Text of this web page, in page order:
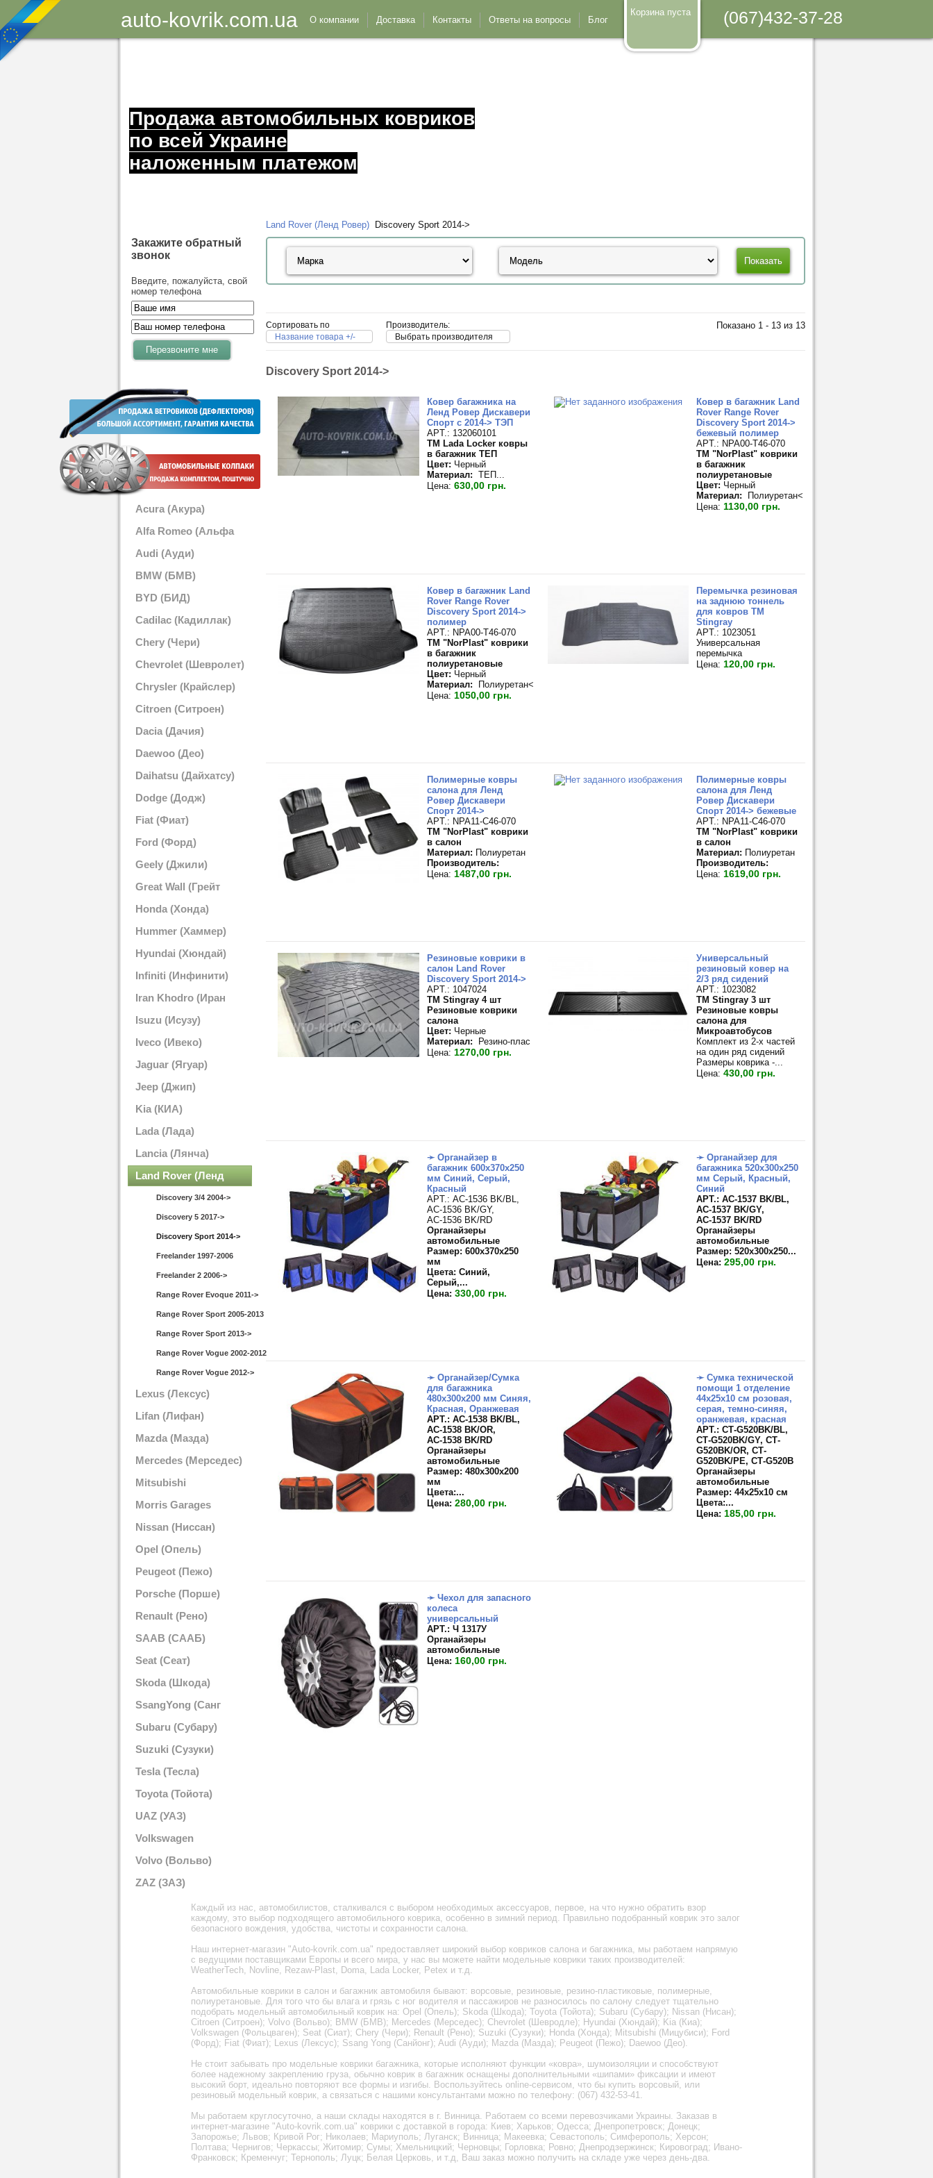
auto-kovrik.com.ua (067)432-37-28
Корзина пуста
О компании Доставка Контакты Ответы на вопросы Блог
Продажа автомобильных ковриков
по всей Украине
наложенным платежом
Закажите обратный
звонок
Введите, пожалуйста, свой
номер телефона
Acura (Акура)
Alfa Romeo (Альфа
Ромео)
Audi (Ауди)
BMW (БМВ)
BYD (БИД)
Cadilac (Кадиллак)
Chery (Чери)
Chevrolet (Шевролет)
Chrysler (Крайслер)
Citroen (Ситроен)
Dacia (Дачия)
Daewoo (Део)
Daihatsu (Дайхатсу)
Dodge (Додж)
Fiat (Фиат)
Ford (Форд)
Geely (Джили)
Great Wall (Грейт
Вол)
Honda (Хонда)
Hummer (Хаммер)
Hyundai (Хюндай)
Infiniti (Инфинити)
Iran Khodro (Иран
Кодро)
Isuzu (Исузу)
Iveco (Ивеко)
Jaguar (Ягуар)
Jeep (Джип)
Kia (КИА)
Lada (Лада)
Lancia (Лянча)
Land Rover (Ленд
Ровер)Discovery 3/4 2004->
Discovery 5 2017->
Discovery Sport 2014->
Freelander 1997-2006
Freelander 2 2006->
Range Rover Evoque 2011->
Range Rover Sport 2005-2013
Range Rover Sport 2013->
Range Rover Vogue 2002-2012
Range Rover Vogue 2012->
Lexus (Лексус)
Lifan (Лифан)
Mazda (Мазда)
Mercedes (Мерседес)
Mitsubishi
(Митсубиши)
Morris Garages
(Моррис Гараж)
Nissan (Ниссан)
Opel (Опель)
Peugeot (Пежо)
Porsche (Порше)
Renault (Рено)
SAAB (СААБ)
Seat (Сеат)
Skoda (Шкода)
SsangYong (Санг
Йонг)
Subaru (Субару)
Suzuki (Сузуки)
Tesla (Тесла)
Toyota (Тойота)
UAZ (УАЗ)
Volkswagen
(Фольксваген)
Volvo (Вольво)
ZAZ (ЗАЗ)
Land Rover (Ленд Ровер) Discovery Sport 2014->
Сортировать по
Название товара +/-
Производитель:
Выбрать производителя
Показано 1 - 13 из 13
Discovery Sport 2014->
Ковер багажника на
Ленд Ровер Дискавери
Спорт с 2014-> ТЭП
APT.: 132060101
TM Lada Locker ковры
в багажник ТЕП
Цвет: Черный
Материал: ТЕП...
Цена: 630,00 грн.
Ковер в багажник Land
Rover Range Rover
Discovery Sport 2014->
бежевый полимер
APT.: NPA00-T46-070
TM "NorPlast" коврики
в багажник
полиуретановые
Цвет: Черный
Материал:
Полиуретан<
Цена:1130,00 грн.
Ковер в багажник Land
Rover Range Rover
Discovery Sport 2014->
полимер
APT.: NPA00-T46-070
TM "NorPlast" коврики
в багажник
полиуретановые
Цвет: Черный
Материал:
Полиуретан<
Цена: 1050,00 грн.
Перемычка резиновая
на заднюю тоннель
для ковров TM
Stingray
APT.: 1023051
Универсальная
перемычка
Цена:120,00 грн.
Полимерные ковры
салона для Ленд
Ровер Дискавери
Спорт 2014->
APT.: NPA11-C46-070
TM "NorPlast" коврики
в салон
Материал: Полиуретан
Производитель:
Цена: 1487,00 грн.
Полимерные ковры
салона для Ленд
Ровер Дискавери
Спорт 2014-> бежевые
APT.: NPA11-C46-070
TM "NorPlast" коврики
в салон
Материал: Полиуретан
Производитель:
Цена:1619,00 грн.
Резиновые коврики в
салон Land Rover
Discovery Sport 2014->
APT.: 1047024
TM Stingray 4 шт
Резиновые коврики
салона
Цвет: Черные
Материал:
Резино-плас
Цена: 1270,00 грн.
Универсальный
резиновый ковер на
2/3 ряд сидений
APT.: 1023082
TM Stingray 3 шт
Резиновые ковры
салона для
Микроавтобусов
Комплект из 2-х частей
на один ряд сидений
Размеры коврика -...
Цена:430,00 грн.
➛ Органайзер в
багажник 600х370х250
мм Синий, Серый,
Красный
APT.: АС-1536 BK/BL,
АС-1536 BK/GY,
АС-1536 BK/RD
Органайзеры
автомобильные
Размер: 600х370х250
мм
Цвета: Синий,
Серый,...
Цена: 330,00 грн.
➛ Органайзер для
багажника 520х300х250
мм Серый, Красный,
Синий
APT.: АС-1537 BK/BL,
АС-1537 BK/GY,
АС-1537 BK/RD
Органайзеры
автомобильные
Размер: 520х300х250...
Цена:295,00 грн.
➛ Органайзер/Сумка
для багажника
480х300х200 мм Синяя,
Красная, Оранжевая
APT.: АС-1538 BK/BL,
АС-1538 BK/OR,
АС-1538 BK/RD
Органайзеры
автомобильные
Размер: 480х300х200
мм
Цвета:...
Цена: 280,00 грн.
➛ Сумка технической
помощи 1 отделение
44х25х10 см розовая,
серая, темно-синяя,
оранжевая, красная
APT.: СТ-G520BK/BL,
СТ-G520BK/GY, СТ-
G520BK/OR, СТ-
G520BK/PE, СТ-G520B
Органайзеры
автомобильные
Размер: 44х25х10 см
Цвета:...
Цена:185,00 грн.
➛ Чехол для запасного
колеса
универсальный
APT.: Ч 1317У
Органайзеры
автомобильные
Цена: 160,00 грн.
Каждый из нас, автомобилистов, сталкивался с выбором необходимых аксессуаров, первое, на что нужно обратить взор
каждому, это выбор подходящего автомобильного коврика, особенно в зимний период. Правильно подобранный коврик это залог
безопасного вождения, удобства, чистоты и сохранности салона.
Наш интернет-магазин "Auto-kovrik.com.ua" предоставляет широкий выбор ковриков салона и багажника, мы работаем напрямую
с ведущими поставщиками Европы и всего мира, у нас вы можете найти модельные коврики таких производителей:
WeatherTech, Novline, Rezaw-Plast, Doma, Lada Locker, Petex и т.д.
Автомобильные коврики в салон и багажник автомобиля бывают: ворсовые, резиновые, резино-пластиковые, полимерные,
полиуретановые. Для того что бы влага и грязь с ног водителя и пассажиров не разносилось по салону следует тщательно
подобрать модельный автомобильный коврик на: Opel (Опель); Skoda (Шкода); Toyota (Тойота); Subaru (Субару); Nissan (Нисан);
Citroen (Ситроен); Volvo (Вольво); BMW (БМВ); Mercedes (Мерседес); Chevrolet (Шевродле); Hyundai (Хюндай); Kia (Киа);
Volkswagen (Фольцваген); Seat (Сиат); Chery (Чери); Renault (Рено); Suzuki (Сузуки); Honda (Хонда); Mitsubishi (Мицубиси); Ford
(Форд); Fiat (Фиат); Lexus (Лексус); Ssang Yong (Санйонг); Audi (Ауди); Mazda (Мазда); Peugeot (Пежо); Daewoo (Део).
Не стоит забывать про модельные коврики багажника, которые исполняют функции «ковра», шумоизоляции и способствуют
более надежному закреплению груза, обычно коврик в багажник оснащены дополнительными «шипами» фиксации и имеют
высокий борт, идеально повторяют все формы и изгибы. Воспользуйтесь online-сервисом, что бы купить ворсовый, или
резиновый модельный коврик, а связаться с нашими консультантами можно по телефону: (067) 432-53-41.
Мы работаем круглосуточно, а наши склады находятся в г. Винница. Работаем со всеми перевозчиками Украины. Заказав в
интернет-магазине "Auto-kovrik.com.ua" коврики с доставкой в города: Киев; Харьков; Одесса; Днепропетровск; Донецк;
Запорожье; Львов; Кривой Рог; Николаев; Мариуполь; Луганск; Винница; Макеевка; Севастополь; Симферополь; Херсон;
Полтава; Чернигов; Черкассы; Житомир; Сумы; Хмельницкий; Черновцы; Горловка; Ровно; Днепродзержинск; Кировоград; Ивано-
Франковск; Кременчуг; Тернополь; Луцк; Белая Церковь, и т.д, Ваш заказ можно получить на складе уже через день-два.